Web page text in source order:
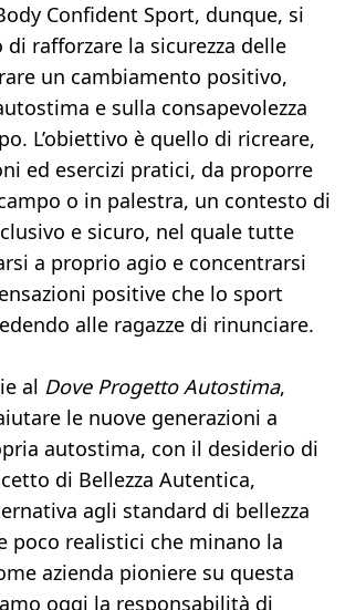
Confident Sport, dunque, si
di rafforzare la sicurezza delle
un cambiamento positivo,
e sulla consapevolezza
L’obiettivo è quello di ricreare,
ed esercizi pratici, da proporre
o in palestra, un contesto di
e sicuro, nel quale tutte
a proprio agio e concentrarsi
positive che lo sport
alle ragazze di rinunciare.
al Dove Progetto Autostima,
le nuove generazioni a
autostima, con il desiderio di
di Bellezza Autentica,
agli standard di bellezza
poco realistici che minano la
azienda pioniere su questa
oggi la responsabilità di